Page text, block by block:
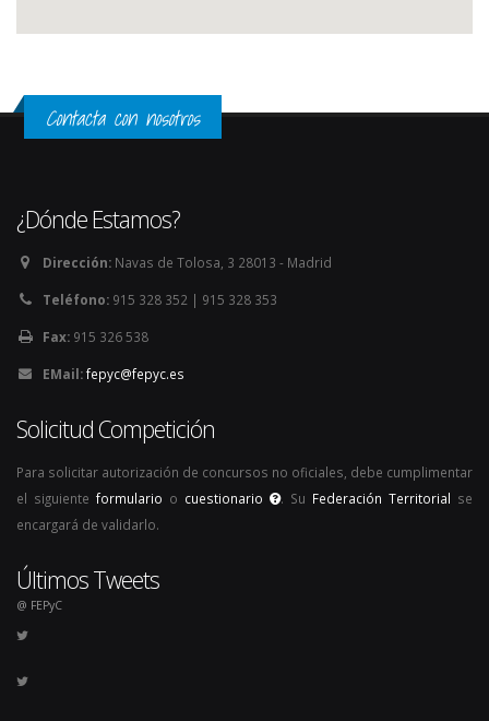
Contacta con nosotros
¿Dónde Estamos?
Dirección: Navas de Tolosa, 3 28013 - Madrid
Teléfono: 915 328 352 | 915 328 353
Fax: 915 326 538
EMail:fepyc@fepyc.es
Solicitud Competición
Para solicitar autorización de concursos no oficiales, debe cumplimentar
el siguiente formulario o cuestionario . Su Federación Territorial se
encargará de validarlo.
Últimos Tweets
@ FEPyC